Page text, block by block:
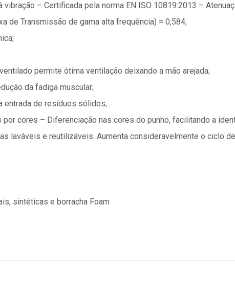
– Certificada pela norma EN ISO 10819:2013 –
de Transmissão de gama alta frequência) = 0,584;
permite ótima ventilação deixando a mão arejada;
da fadiga muscular;
entrada de resíduos sólidos;
cores – Diferenciação nas cores do punho, facilitando a
laváveis e reutilizáveis. Aumenta consideravelmente o ciclo
sintéticas e borracha Foam